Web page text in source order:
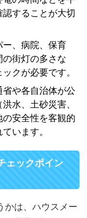
することが大切
ー、病院、保育
街灯の多さな
クが必要です。
省や各自治体が公
水、土砂災害、
安全性を客観的
います。
ェックポイン
かは、ハウスメー